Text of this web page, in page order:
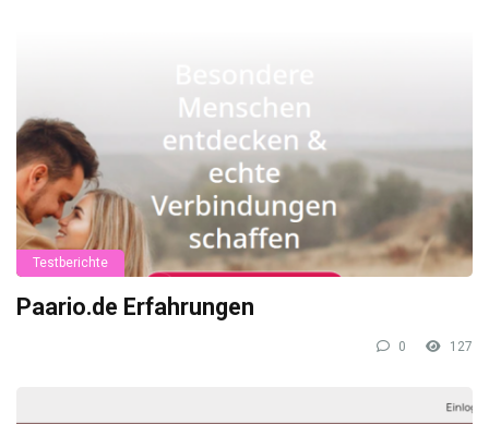
Testberichte
Paario.de Erfahrungen
0 127